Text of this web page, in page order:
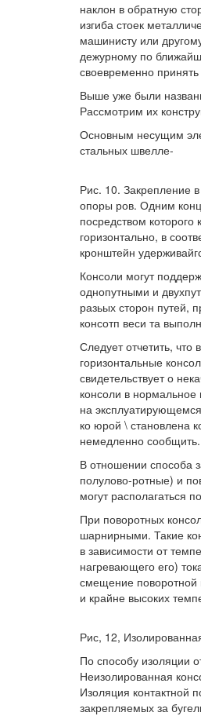
наклон в обратную
изгиба стоек
машинисту или
дежурному по
своевременно
Выше уже были
Рассмотрим их
Основным несущим
стальных швелле-
Рис. 10. Закрепление
опоры ров. Одним
посредством
горизонтально, в
кронштейн
Консоли могут
однопутными и
разьых сторон путей,
консотп веси та
Следует отчетить,
горизонтальные
свидетельствует о
консоли в
на
ко юрой \ становлена
немедленно сообщить.
В отношении способа
полулово-ротные) и
могут располагаться
При поворотных
шарнирными. Такие
в зависимости от
нагревающего его)
смещение поворотной
и крайне высоких
Рис, 12,
По способу изоляции
Неизолированная
Изоляция контактной
закрепляемых за